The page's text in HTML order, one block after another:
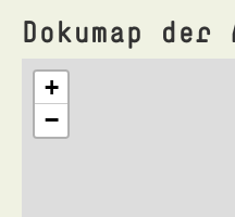
Dokumap der